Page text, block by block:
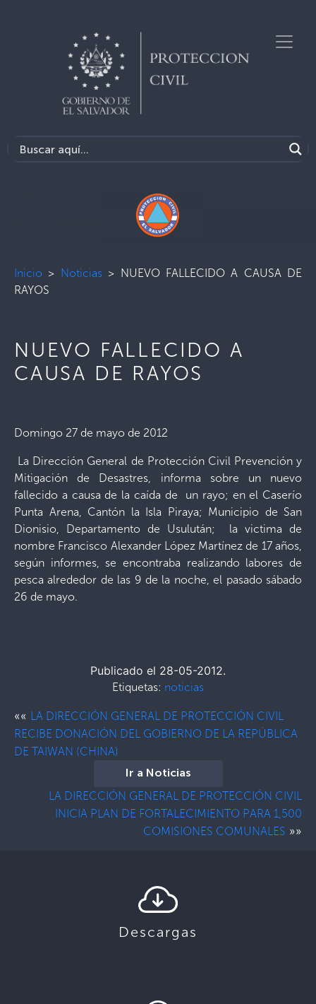
Inicio > Noticias> NUEVO FALLECIDO A CAUSA DE
RAYOS
NUEVO FALLECIDO A
CAUSA DE RAYOS
Domingo 27 de mayo de 2012
La Dirección General de Protección Civil Prevención y
Mitigación de Desastres, informa sobre un nuevo
fallecido a causa de la caída de un rayo; en el Caserío
Punta Arena, Cantón la Isla Piraya; Municipio de San
Dionisio, Departamento de Usulután; la victima de
nombre Francisco Alexander López Martínez de 17 años,
según informes, se encontraba realizando labores de
pesca alrededor de las 9 de la noche, el pasado sábado
26 de mayo.
Publicado el 28-05-2012.
Etiquetas: noticias
«« LA DIRECCIÓN GENERAL DE PROTECCIÓN CIVIL
RECIBE DONACIÓN DEL GOBIERNO DE LA REPÚBLICA
DE TAIWAN (CHINA)
Ir a Noticias
LA DIRECCIÓN GENERAL DE PROTECCIÓN CIVIL
INICIA PLAN DE FORTALECIMIENTO PARA 1,500
COMISIONES COMUNALES »»
Descargas